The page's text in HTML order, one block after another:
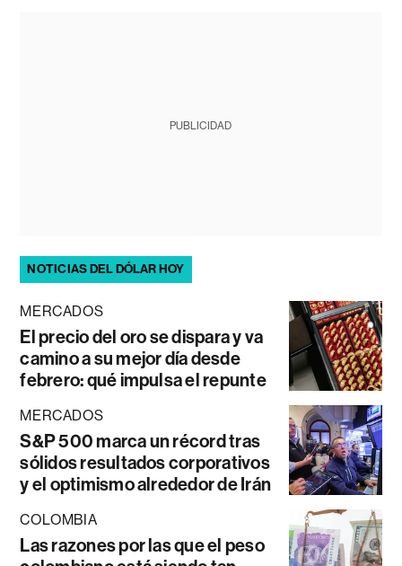
PUBLICIDAD
NOTICIAS DEL DÓLAR HOY
MERCADOS
El precio del oro se dispara y va
camino a su mejor día desde
febrero: qué impulsa el repunte
MERCADOS
S&P 500 marca un récord tras
sólidos resultados corporativos
y el optimismo alrededor de Irán
COLOMBIA
Las razones por las que el peso